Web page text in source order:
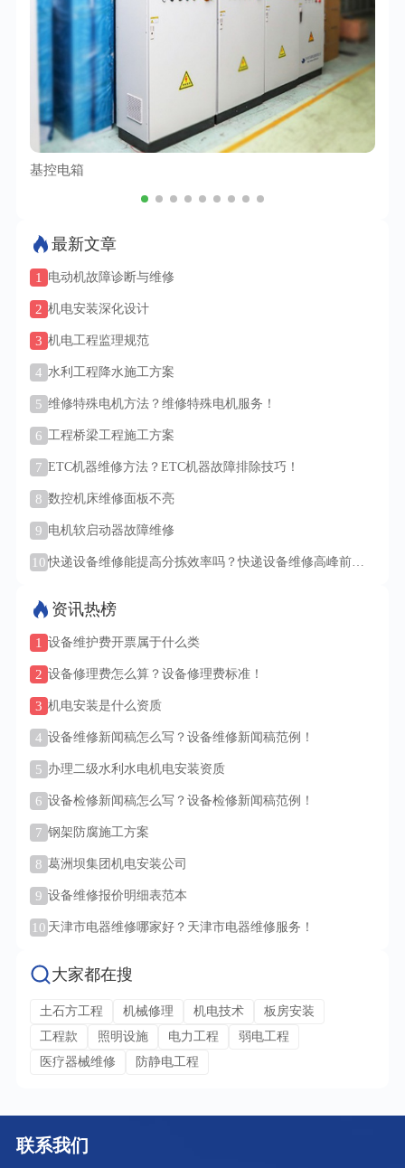
基控电箱
最新文章
1 电动机故障诊断与维修
2 机电安装深化设计
3 机电工程监理规范
4 水利工程降水施工方案
5 维修特殊电机方法？维修特殊电机服务！
6 工程桥梁工程施工方案
7 ETC机器维修方法？ETC机器故障排除技巧！
8 数控机床维修面板不亮
9 电机软启动器故障维修
10 快递设备维修能提高分拣效率吗？快递设备维修高峰前需
资讯热榜
1 设备维护费开票属于什么类
2 设备修理费怎么算？设备修理费标准！
3 机电安装是什么资质
4 设备维修新闻稿怎么写？设备维修新闻稿范例！
5 办理二级水利水电机电安装资质
6 设备检修新闻稿怎么写？设备检修新闻稿范例！
7 钢架防腐施工方案
8 葛洲坝集团机电安装公司
9 设备维修报价明细表范本
10 天津市电器维修哪家好？天津市电器维修服务！
大家都在搜
土石方工程 机械修理 机电技术
板房安装
工程款
照明设施 电力工程
弱电工程
医疗器械维修
防静电工程
联系我们